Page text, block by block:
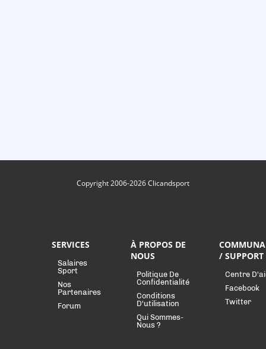
Copyright 2006-2026 Clicandsport
SERVICES
Salaires
Sport
Nos
Partenaires
Forum
À PROPOS DE
NOUS
Politique De
Confidentialité
Conditions
D'utilisation
Qui Sommes-
Nous ?
/ SUPPORT
Centre
Facebook
Twitter